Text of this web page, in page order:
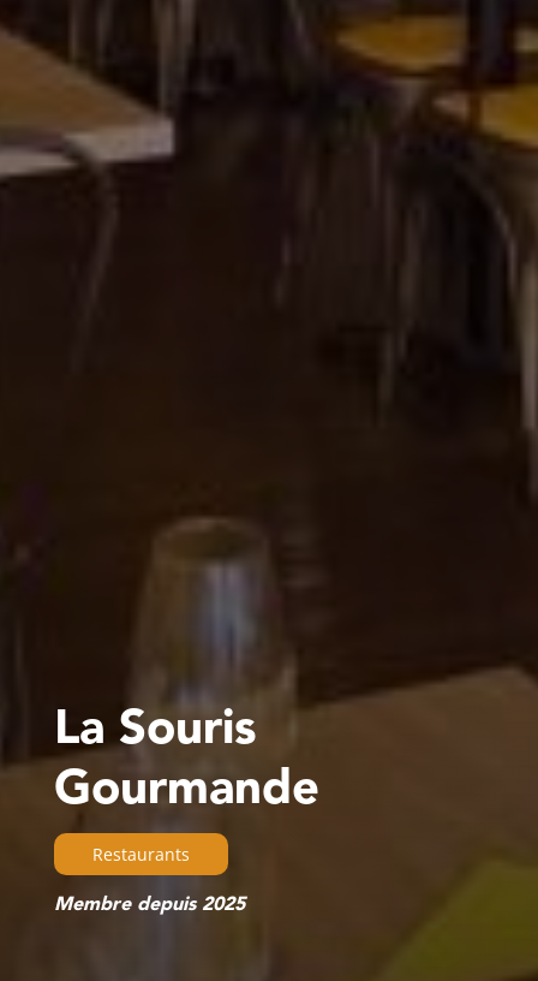
La Souris
Gourmande
Restaurants
Membre depuis 2025